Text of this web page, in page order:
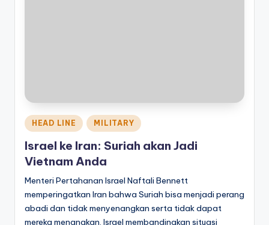
Posted
in
HEAD LINE MILITARY
Israel ke Iran: Suriah akan Jadi
Vietnam Anda
Menteri Pertahanan Israel Naftali Bennett
memperingatkan Iran bahwa Suriah bisa menjadi perang
abadi dan tidak menyenangkan serta tidak dapat
mereka menangkan. Israel membandingkan situasi